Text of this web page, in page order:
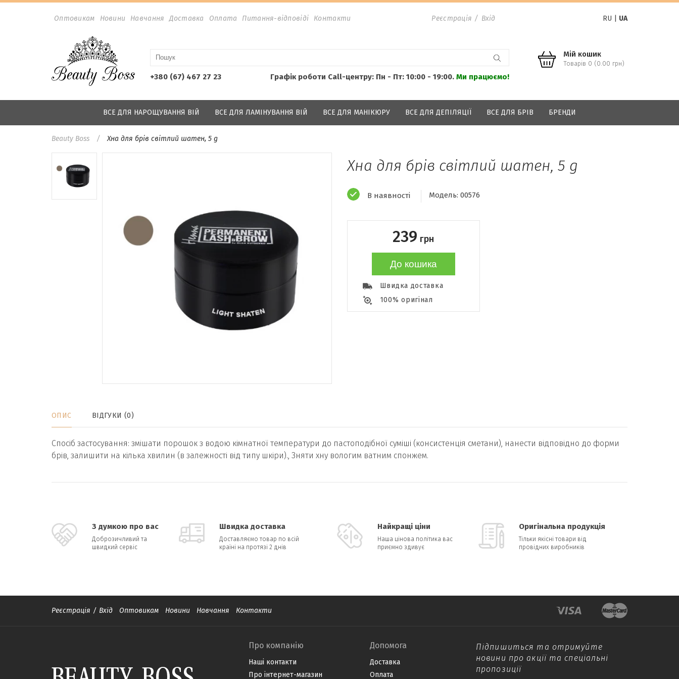
Оптовикам Новини Навчання Доставка Оплата Питання-відповіді Контакти Реєстрація / Вхід RU UA
+380 (67) 467 27 23 Графік роботи Call-центру: Пн - Пт: 10:00 - 19:00. Ми працюємо!
Мій кошик
Товарів 0 (0.00 грн)
ВСЕ ДЛЯ НАРОЩУВАННЯ ВІЙ ВСЕ ДЛЯ ЛАМІНУВАННЯ ВІЙ ВСЕ ДЛЯ МАНІКЮРУ ВСЕ ДЛЯ ДЕПІЛЯЦІЇ ВСЕ ДЛЯ БРІВ БРЕНДИ
Beauty Boss Хна для брів світлий шатен, 5 g
Хна для брів світлий шатен, 5 g
В наявності Модель: 00576
239 грн
До кошика
Швидка доставка
100% оригінал
ОПИС ВІДГУКИ (0)
Спосіб застосування: змішати порошок з водою кімнатної температури до пастоподібної суміші (консистенція сметани), нанести відповідно до форми
брів, залишити на кілька хвилин (в залежності від типу шкіри)., Зняти хну вологим ватним спонжем.
З думкою про вас
Доброзичливий та
швидкий сервіс
Швидка доставка
Доставляємо товар по всій
країні на протязі 2 днів
Найкращі ціни
Наша цінова політика вас
приємно здивує
Оригінальна продукція
Тільки якісні товари від
провідних виробників
Реєстрація / Вхід Оптовикам Новини Навчання Контакти
Про компанію
Наші контакти
Про інтернет-магазин
Допомога
Доставка
Оплата
Підпишиться та отримуйте
новини про акції та спеціальні
пропозиції